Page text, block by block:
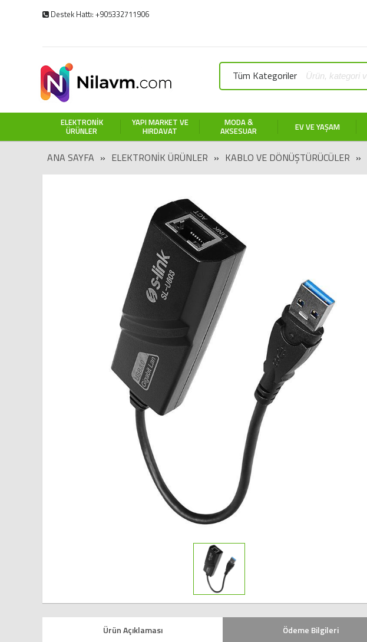
Destek Hattı: +905332711906
Tüm Kategoriler
ELEKTRONIK
ÜRÜNLER
YAPI MARKET VE
HIRDAVAT
MODA &
AKSESUAR EV VE YAŞAM
ANA SAYFA » ELEKTRONIK ÜRÜNLER » KABLO VE DÖNÜŞTÜRÜCÜLER »
Ürün Açıklaması Ödeme Bilgileri